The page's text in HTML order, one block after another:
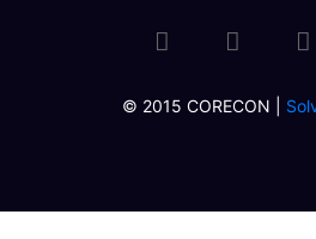
© 2015 CORECON |